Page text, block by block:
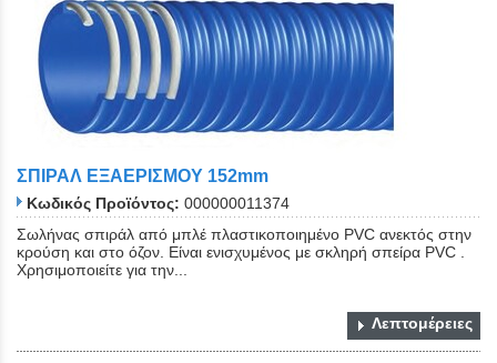
ΣΠΙΡΑΛ ΕΞΑΕΡΙΣΜΟΥ 152mm
Κωδικός Προϊόντος: 000000011374
Σωλήνας σπιράλ από μπλέ πλαστικοποιημένο PVC ανεκτός στην
κρούση και στο όζον. Είναι ενισχυμένος με σκληρή σπείρα PVC .
Χρησιμοποιείτε για την...
Λεπτομέρειες